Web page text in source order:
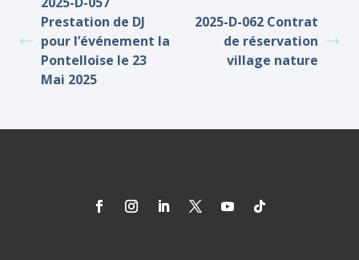
Prestation de DJ
pour l’événement la
Pontelloise le 23
Mai 2025
2025-D-062 Contrat
de réservation
village nature